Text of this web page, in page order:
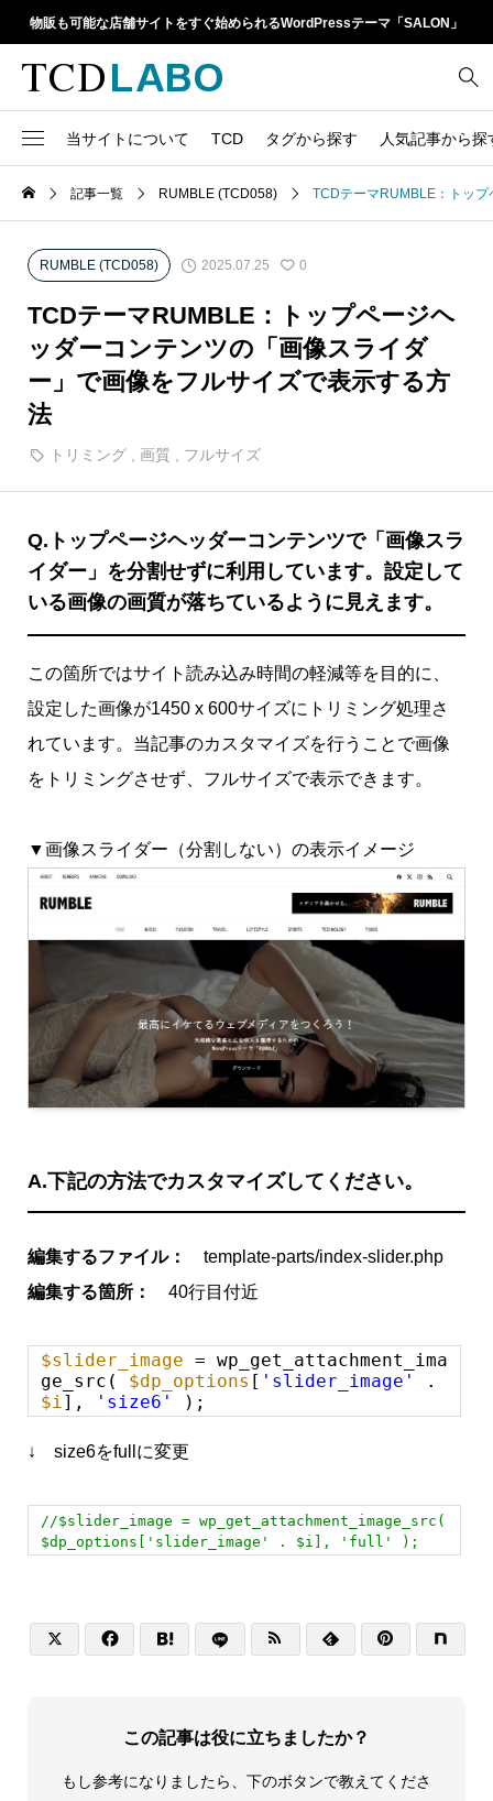
物販も可能な店舗サイトをすぐ始められるWordPressテーマ「SALON」
当サイトについて TCD タグから探す 人気記事から探
1カラム
Google Map
14
iframe 17
meta description
retinaディスプレイ
SNSアイコン
TCDクラシックエディタ
ラグイン
TCD LABOとは
TCDテーマ一覧
ファイルの編集方法
WordPressテーマ比較
人気ランキング
アップデート情報
よくあるご質問
記事一覧 RUMBLE (TCD058) TCDテーマRUMBLE：トッ
RUMBLE (TCD058) 2025.07.25 0
TCDテーマRUMBLE：トップページヘ
ッダーコンテンツの「画像スライダ
ー」で画像をフルサイズで表示する方
法
トリミング , 画質 , フルサイズ
Q.トップページヘッダーコンテンツで「画像スラ
イダー」を分割せずに利用しています。設定して
いる画像の画質が落ちているように見えます。
この箇所ではサイト読み込み時間の軽減等を目的に、
設定した画像が1450 x 600サイズにトリミング処理さ
れています。当記事のカスタマイズを行うことで画像
をトリミングさせず、フルサイズで表示できます。
▼画像スライダー（分割しない）の表示イメージ
A.下記の方法でカスタマイズしてください。
編集するファイル：
template-parts/index-slider.php
編集する箇所：
40行目付近
$slider_image = wp_get_attachment_ima
ge_src( $dp_options [ 'slider_image'
.
$i ], 'size6' );
↓ size6をfullに変更
//$slider_image = wp_get_attachment_image_src(
$dp_options['slider_image' . $i], 'full' );
     
この記事は役に立ちましたか？
もし参考になりましたら、下のボタンで教えてくださ